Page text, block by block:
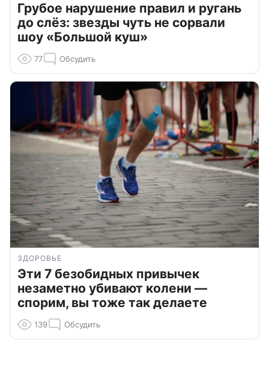
Грубое нарушение правил и ругань
до слёз: звезды чуть не сорвали
шоу «Большой куш»
77 Обсудить
ЗДОРОВЬЕ
Эти 7 безобидных привычек
незаметно убивают колени —
спорим, вы тоже так делаете
139 Обсудить